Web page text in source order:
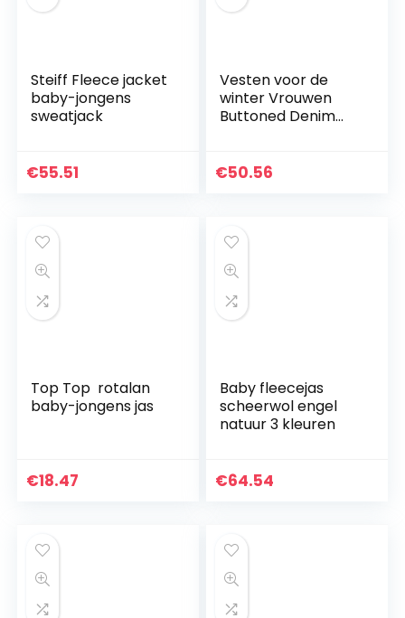
Steiff Fleece jacket
baby-jongens
sweatjack
€55.51
Vesten voor de
winter Vrouwen
Buttoned Denim
Spring Fall Winter
€50.56
Top Top rotalan
baby-jongens jas
€18.47
Baby fleecejas
scheerwol engel
natuur 3 kleuren
€64.54